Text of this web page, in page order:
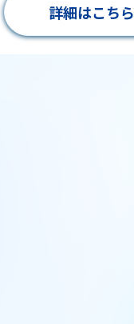
詳細はこちら